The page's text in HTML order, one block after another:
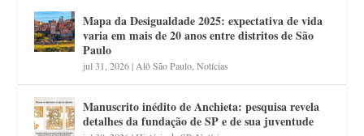
Mapa da Desigualdade 2025: expectativa de vida
varia em mais de 20 anos entre distritos de São
Paulo
jul 31, 2026| Alô São Paulo ,Notícias
Manuscrito inédito de Anchieta: pesquisa revela
detalhes da fundação de SP e de sua juventude